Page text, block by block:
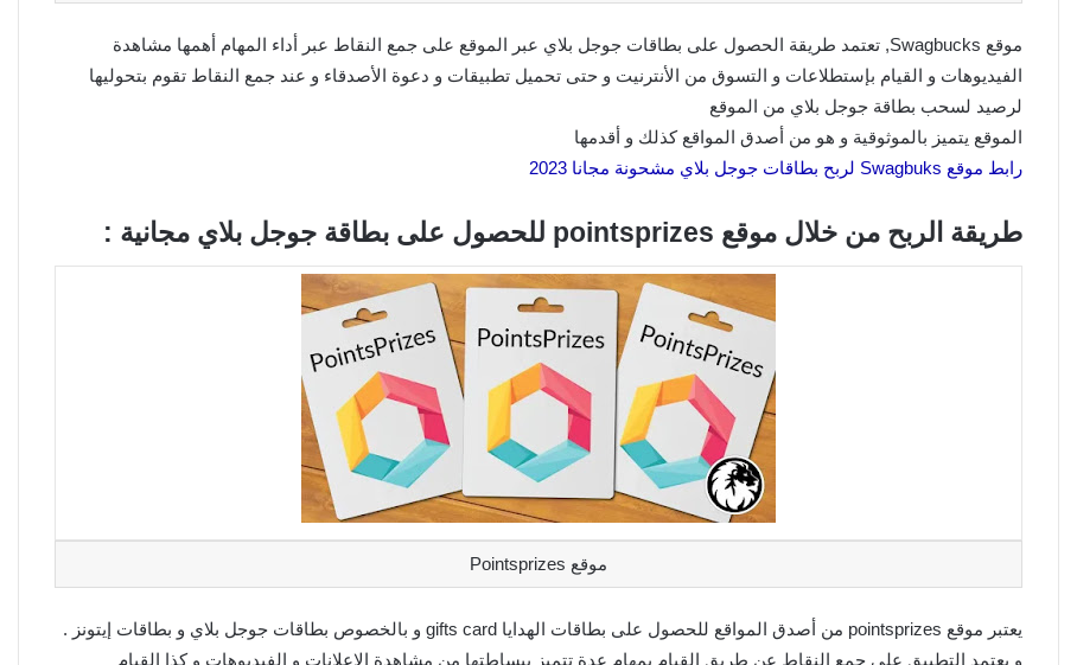
موقع Swagbucks, تعتمد طريقة الحصول على بطاقات جوجل بلاي عبر الموقع على جمع النقاط عبر أداء المهام أهمها مشاهدة
الفيديوهات و القيام بإستطلاعات و التسوق من الأنترنيت و حتى تحميل تطبيقات و دعوة الأصدقاء و عند جمع النقاط تقوم بتحوليها
لرصيد لسحب بطاقة جوجل بلاي من الموقع
الموقع يتميز بالموثوقية و هو من أصدق المواقع كذلك و أقدمها
رابط موقع Swagbuks لربح بطاقات جوجل بلاي مشحونة مجانا 2023
طريقة الربح من خلال موقع pointsprizes للحصول على بطاقة جوجل بلاي مجانية :
موقع Pointsprizes
يعتبر موقع pointsprizes من أصدق المواقع للحصول على بطاقات الهدايا gifts card و بالخصوص بطاقات جوجل بلاي و بطاقات إيتونز .
و يعتمد التطبيق على جمع النقاط عن طريق القيام بمهام عدة تتميز ببساطتها من مشاهدة الإعلانات و الفيديوهات و كذا القيام